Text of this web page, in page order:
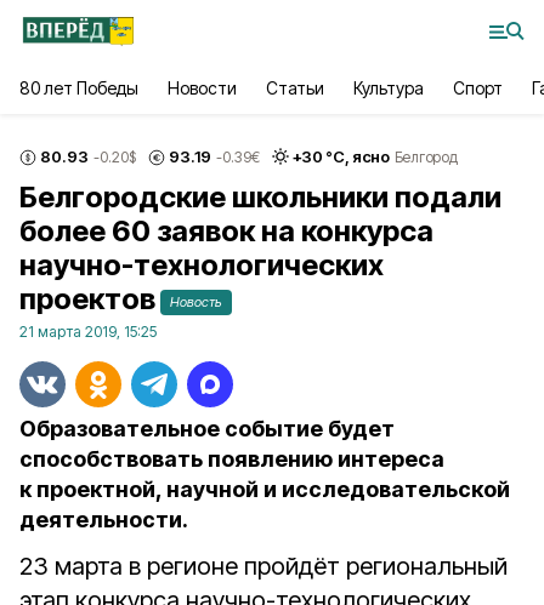
80 лет Победы Новости Статьи Культура Спорт
80.93 -0.20$ 93.19 -0.39€ +30 °С, ясно Белгород
Белгородские школьники подали
более 60 заявок на конкурса
научно-технологических
проектов
Новость
21 марта 2019, 15:25
Образовательное событие будет
способствовать появлению интереса
к проектной, научной и исследовательской
деятельности.
23 марта в регионе пройдёт региональный